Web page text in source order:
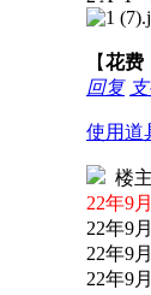
【花费
回复
使用道
楼主
22年9
22年9
22年9
22年9